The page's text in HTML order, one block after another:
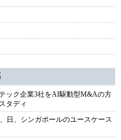
ック企業3社をAI駆動型M&Aの方
タディ
日、シンガポールのユースケース